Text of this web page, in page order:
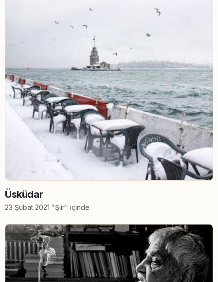
Üsküdar
23 Şubat 2021 "Şiir" içinde